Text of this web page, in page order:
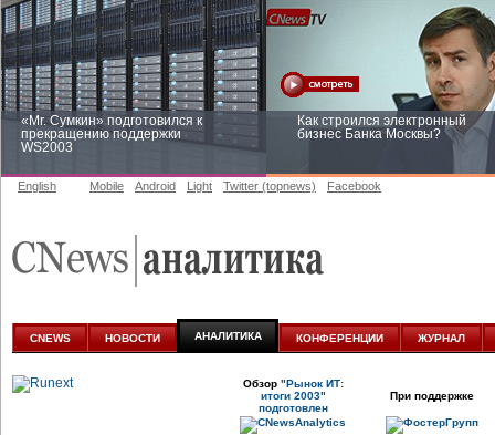
«Mr. Сумкин» подготовился к
прекращению поддержки
WS2003
Как строился электронный
бизнес Банка Москвы?
аналитике
English Mobile Android Light Twitter (topnews) Facebook
CNEWS НОВОСТИ АНАЛИТИКА КОНФЕРЕНЦИИ ЖУРНАЛ
Обзор "Рынок ИТ:
итоги 2003"
подготовлен
При поддержке